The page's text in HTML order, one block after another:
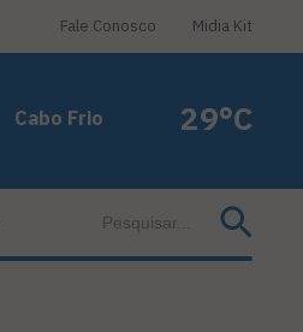
Fale Conosco Midia Kit
Cabo Frio 29°C